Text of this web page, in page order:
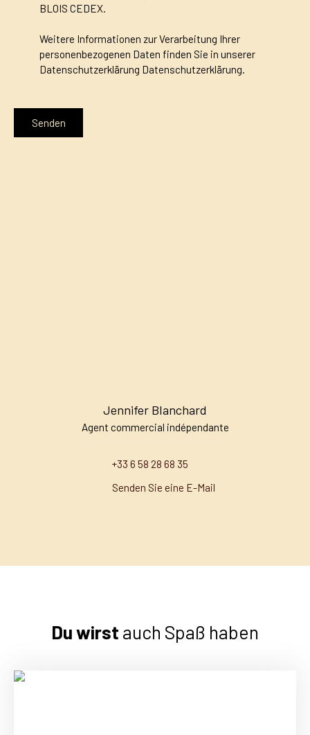
BLOIS CEDEX.
Weitere Informationen zur Verarbeitung Ihrer
personenbezogenen Daten finden Sie in unserer
Datenschutzerklärung Datenschutzerklärung.
Senden
Jennifer Blanchard
Agent commercial indépendante
+33 6 58 28 68 35
Senden Sie eine E-Mail
Du wirst auch Spaß haben